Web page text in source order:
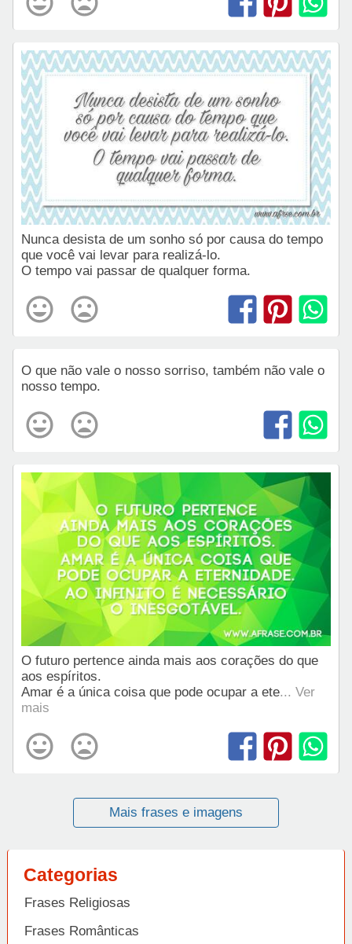
Nunca desista de um sonho só por causa do tempo
que você vai levar para realizá-lo.
O tempo vai passar de qualquer forma.
O que não vale o nosso sorriso, também não vale o
nosso tempo.
O futuro pertence ainda mais aos corações do que
aos espíritos.
Amar é a única coisa que pode ocupar a ete... Ver
mais
Mais frases e imagens
Categorias
Frases Religiosas
Frases Românticas